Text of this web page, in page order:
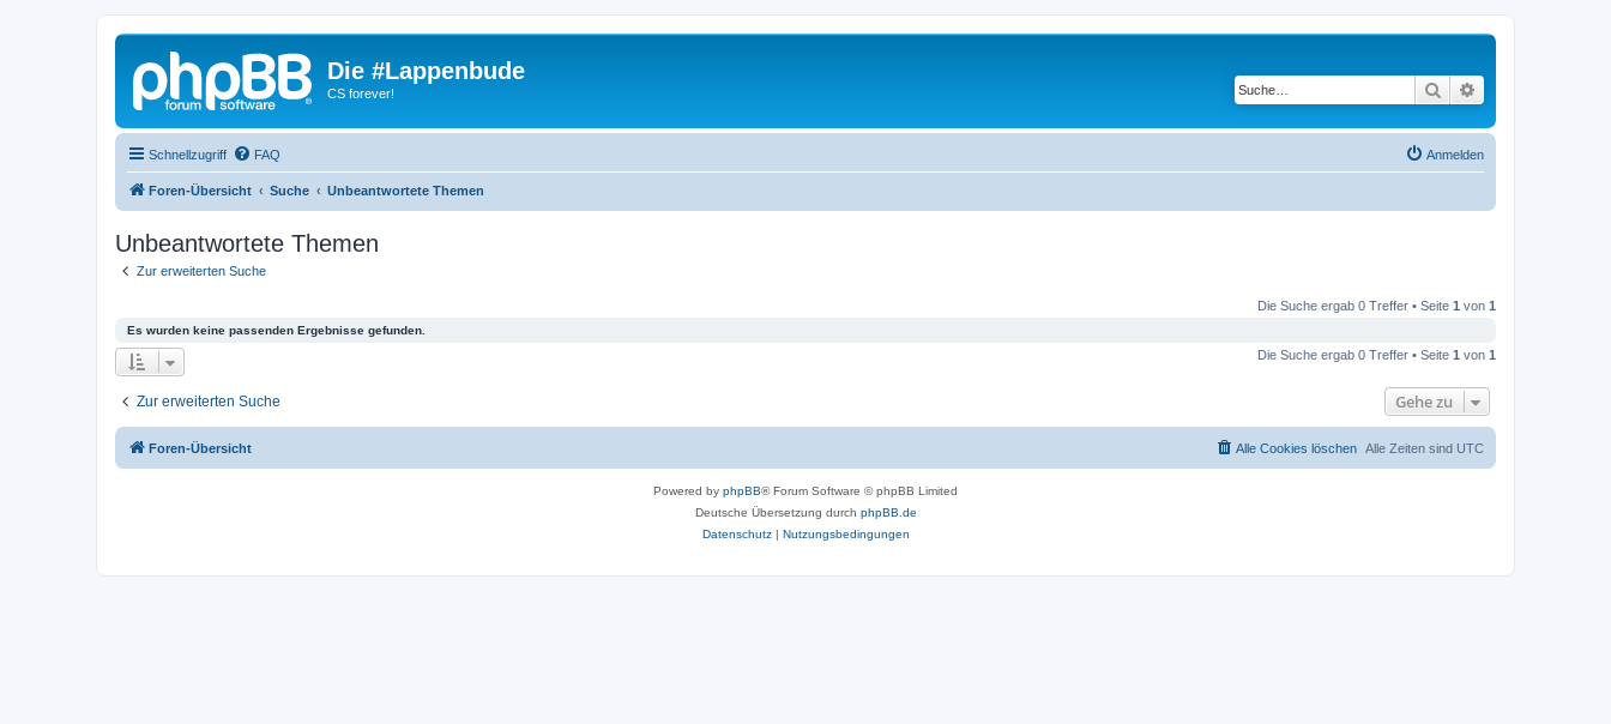
Die #Lappenbude
CS forever! Suche
Schnellzugriff FAQ Anmelden
Foren-Übersicht Suche Unbeantwortete Themen
Unbeantwortete Themen
Zur erweiterten Suche
Die Suche ergab 0 Treffer • Seite 1 von 1
Es wurden keine passenden Ergebnisse gefunden.
Die Suche ergab 0 Treffer • Seite 1 von 1
Zur erweiterten Suche Gehe zu
Foren-Übersicht Alle Zeiten sind UTC
Alle Cookies löschen
Powered by phpBB® Forum Software © phpBB Limited
Deutsche Übersetzung durch phpBB.de
Datenschutz| Nutzungsbedingungen